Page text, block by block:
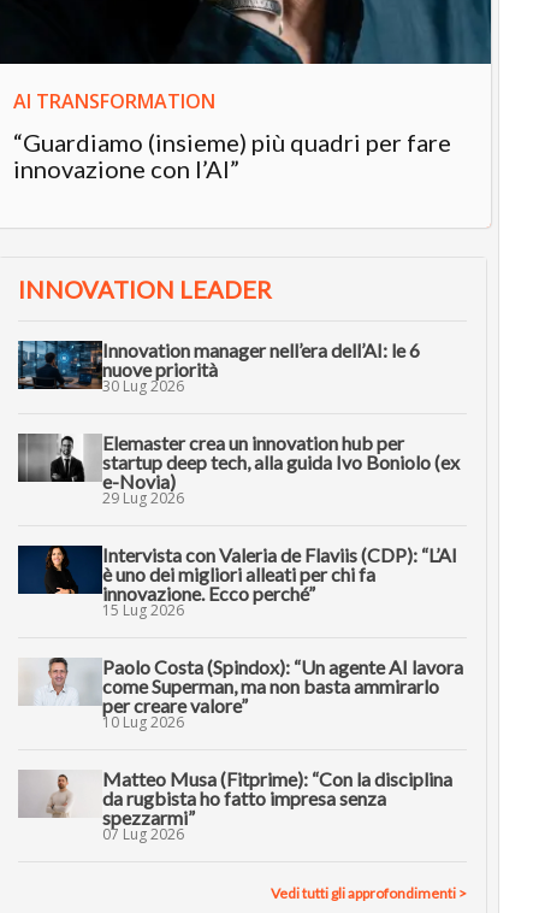
AI TRANSFORMATION
“Guardiamo (insieme) più quadri per fare
innovazione con l’AI”
INNOVATION LEADER
Innovation manager nell’era dell’AI: le 6
nuove priorità
30 Lug 2026
Elemaster crea un innovation hub per
startup deep tech, alla guida Ivo Boniolo (ex
e-Novia)
29 Lug 2026
Intervista con Valeria de Flaviis (CDP): “L’AI
è uno dei migliori alleati per chi fa
innovazione. Ecco perché”
15 Lug 2026
Paolo Costa (Spindox): “Un agente AI lavora
come Superman, ma non basta ammirarlo
per creare valore”
10 Lug 2026
Matteo Musa (Fitprime): “Con la disciplina
da rugbista ho fatto impresa senza
spezzarmi”
07 Lug 2026
Vedi tutti gli approfondimenti >